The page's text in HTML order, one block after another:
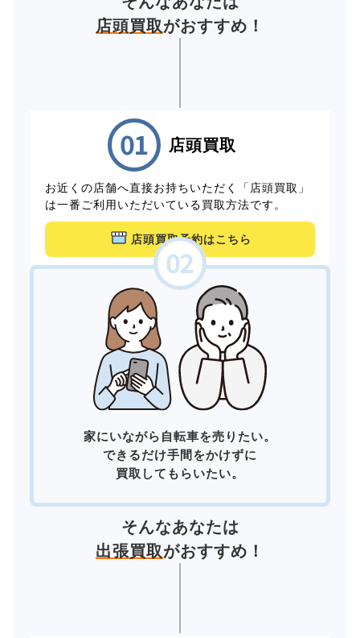
店頭買取がおすすめ！
店頭買取
お近くの店舗へ直接お持ちいただく「店頭買取」
は一番ご利用いただいている買取方法です。
店頭買取予約はこちら
家にいながら自転車を売りたい。
できるだけ手間をかけずに
買取してもらいたい。
そんなあなたは
出張買取がおすすめ！